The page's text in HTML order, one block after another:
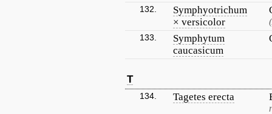
132.
Symphyotrichum
× versicolor
133.
Symphytum
caucasicum
T
134. Tagetes erecta